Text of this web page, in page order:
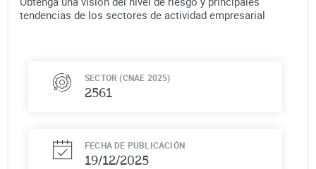
tendencias de los sectores de actividad empresarial
SECTOR (CNAE 2025)
2561
FECHA DE PUBLICACIÓN
19/12/2025